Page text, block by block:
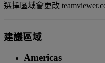
選擇區域會更改
建議區域
Americas